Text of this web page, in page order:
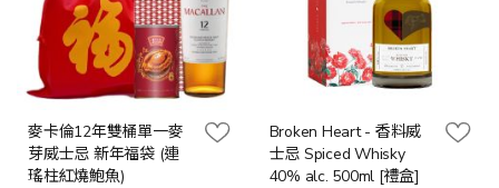
麥卡倫12年雙桶單一麥
芽威士忌 新年福袋 (連
瑤柱紅燒鮑魚)
Broken Heart - 香料威
士忌 Spiced Whisky
40% alc. 500ml [禮盒]